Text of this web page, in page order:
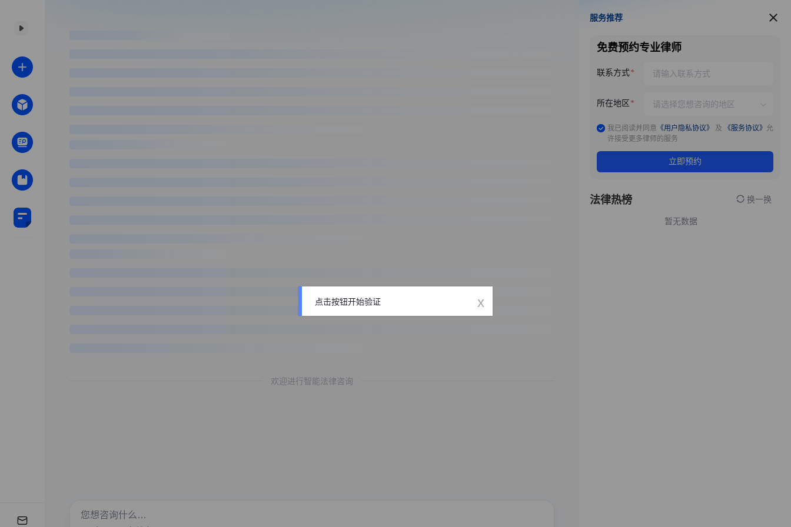
欢迎进行智能法律咨询
服务推荐
服务推荐
免费预约专业律师
联系方式
所在地区
我已阅读并同意 《用户隐私协议》 及 《服务协议》 允
许接受更多律师的服务
立即预约
法律热榜 换一换
暂无数据
点击按钮开始验证 x